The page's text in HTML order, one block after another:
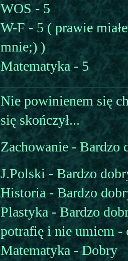
WOS - 5
W-F - 5 ( prawie
mnie;) )
Matematyka - 5
Nie powinienem się
się skończył...
Zachowanie - Bardzo
J.Polski - Bardzo
Historia - Bardzo
Plastyka - Bardzo
potrafię i nie umiem -
Matematyka - Dobry